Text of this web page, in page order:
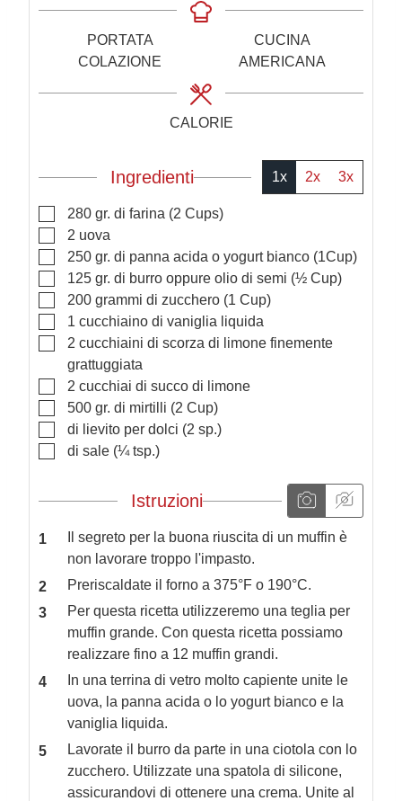
n
u
t
n
u
t
PORTATA
COLAZIONE
CUCINA
AMERICANA
CALORIE
Ingredienti 1x 2x 3x
▢
280 gr. di farina (2 Cups)
▢
2 uova
▢
250 gr. di panna acida o yogurt bianco (1Cup)
▢
125 gr. di burro oppure olio di semi (½ Cup)
▢
200 grammi di zucchero (1 Cup)
▢
1 cucchiaino di vaniglia liquida
▢
2 cucchiaini di scorza di limone finemente
grattuggiata
▢
2 cucchiai di succo di limone
▢
500 gr. di mirtilli (2 Cup)
▢
di lievito per dolci (2 sp.)
▢
di sale (¼ tsp.)
Istruzioni
Il segreto per la buona riuscita di un muffin è
non lavorare troppo l'impasto.
Preriscaldate il forno a 375°F o 190°C.
Per questa ricetta utilizzeremo una teglia per
muffin grande. Con questa ricetta possiamo
realizzare fino a 12 muffin grandi.
In una terrina di vetro molto capiente unite le
uova, la panna acida o lo yogurt bianco e la
vaniglia liquida.
Lavorate il burro da parte in una ciotola con lo
zucchero. Utilizzate una spatola di silicone,
assicurandovi di ottenere una crema. Unite al